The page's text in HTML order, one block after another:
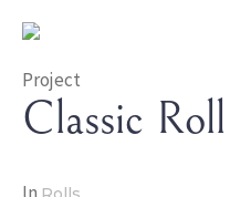
Project
Classic